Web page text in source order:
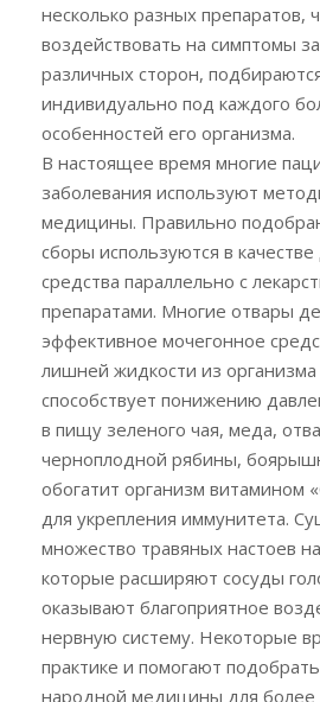
несколько разных препаратов,
воздействовать на симптомы
различных сторон,
индивидуально под каждого
особенностей его организма.
В настоящее время многие
заболевания используют
медицины. Правильно
сборы используются в
средства параллельно с
препаратами. Многие отвары
эффективное мочегонное
лишней жидкости из организма
способствует понижению
в пищу зеленого чая, меда,
черноплодной рябины,
обогатит организм витамином
для укрепления иммунитета.
множество травяных настоев
которые расширяют сосуды
оказывают благоприятное
нервную систему. Некоторые
практике и помогают
народной медицины для более